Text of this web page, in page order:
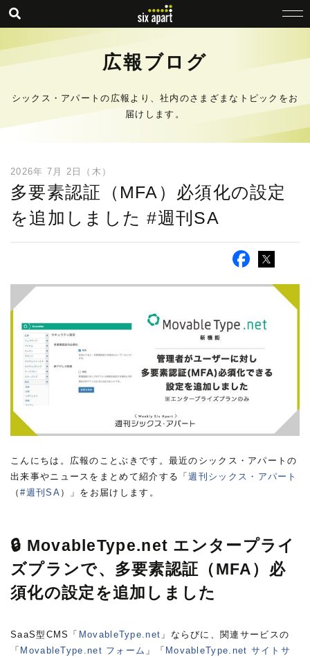
広報ブログ
シックス・アパートの広報より、社内のさまざまなトピックをお
届けします。
2026年 7月 2日（木）
多要素認証（MFA）必須化の設定
を追加しました #週刊SA
こんにちは。広報のことぶきです。最近のシックス・アパートの
出来事やニュースをまとめて紹介する「週刊シックス・アパート
（#週刊SA ）」をお届けします。
🔒 MovableType.net エンタープライ
ズプランで、多要素認証（MFA）必
須化の設定を追加しました
SaaS型CMS「 MovableType.net 」ならびに、関連サービスの
「 MovableType.net フォーム 」「 MovableType.net サイトサ